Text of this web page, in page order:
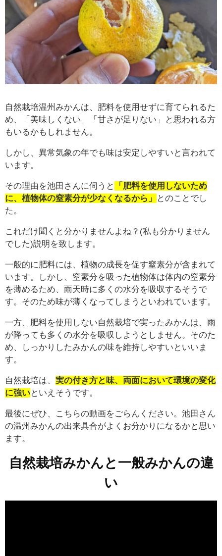
自然栽培温州みかんは、肥料を使用せずに育てられるた
め、「美味しくない」「甘さが足りない」と思われる方
もいるかもしれません。
しかし、異常気象の年でも味は安定しやすいと言われて
います。
その理由を池田さんに伺うと
「肥料を使用しないため
に、植物体の窒素分が少なくなるから」
とのことでし
た。
これだけ聞くと分かりませんよね？(私も分かりません
でした)説明を致します。
一般的に肥料には、植物の成長を促す窒素分が含まれて
います。しかし、窒素分を吸った植物体は体内の窒素分
を薄めるため、雨天時に多くの水分を吸収するそうで
す。そのため味が薄くなってしまうといわれています。
一方、肥料を使用しない自然栽培で実ったみかんは、雨
が降っても多くの水分を吸収しようとしません。そのた
め、しっかりしたみかんの味を維持しやすいといいま
す。
自然栽培は、 実の付き方と味、両面において環境の変化
に強いといえそうです。
最後にぜひ、こちらの動画をごらんください。池田さん
の温州みかんの出来具合がよくお分かりになるかと思い
ます。
自然栽培みかんと一般みかんの違
い